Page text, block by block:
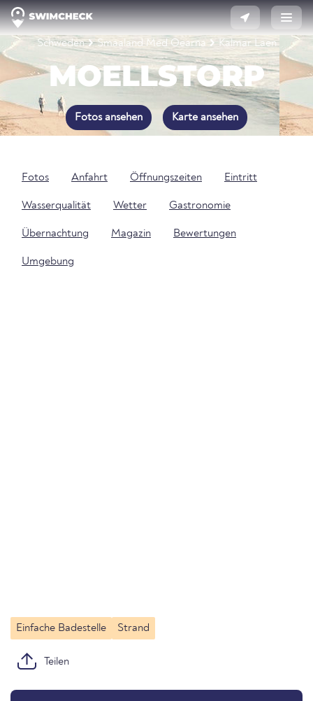
Schweden Smaaland Med Oearna Kalmar Laen
MOELLSTORP
Fotos ansehen Karte ansehen
Fotos Anfahrt Öffnungszeiten Eintritt
Wasserqualität Wetter Gastronomie
Übernachtung Magazin Bewertungen
Umgebung
Einfache Badestelle Strand
Teilen